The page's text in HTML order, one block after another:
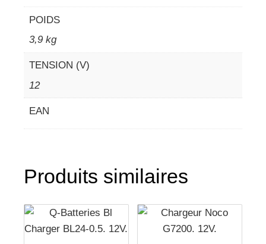
POIDS
3,9 kg
TENSION (V)
12
EAN
Produits similaires